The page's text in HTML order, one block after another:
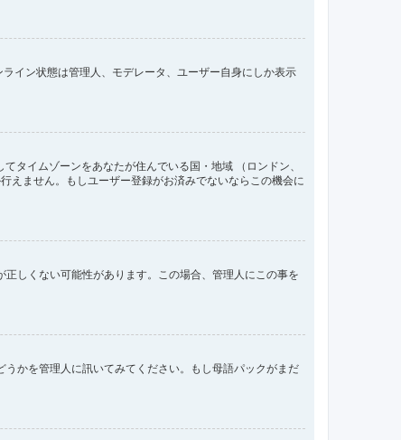
イン状態は管理人、モデレータ、ユーザー自身にしか表示
タイムゾーンをあなたが住んでいる国・地域 （ロンドン、
えません。もしユーザー登録がお済みでないならこの機会に
しくない可能性があります。この場合、管理人にこの事を
かを管理人に訊いてみてください。もし母語パックがまだ